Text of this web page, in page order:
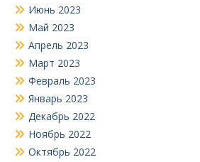
Июнь 2023
Май 2023
Апрель 2023
Март 2023
Февраль 2023
Январь 2023
Декабрь 2022
Ноябрь 2022
Октябрь 2022